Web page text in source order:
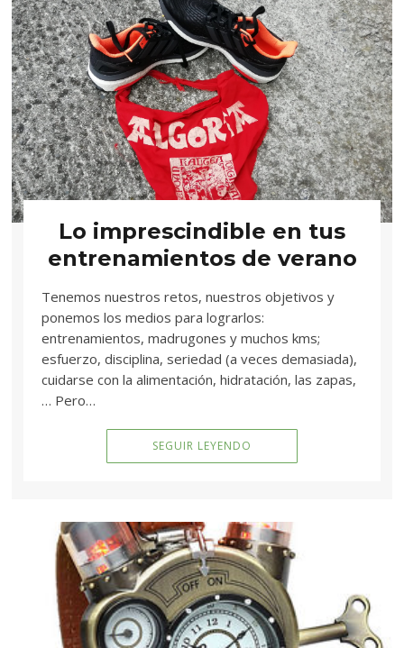
Lo imprescindible en tus
entrenamientos de verano
Tenemos nuestros retos, nuestros objetivos y
ponemos los medios para lograrlos:
entrenamientos, madrugones y muchos kms;
esfuerzo, disciplina, seriedad (a veces demasiada),
cuidarse con la alimentación, hidratación, las zapas,
… Pero…
SEGUIR LEYENDO